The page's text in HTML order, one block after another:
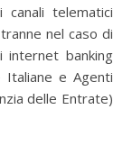
telematici
nel caso di
banking
Italiane e Agenti
delle Entrate)